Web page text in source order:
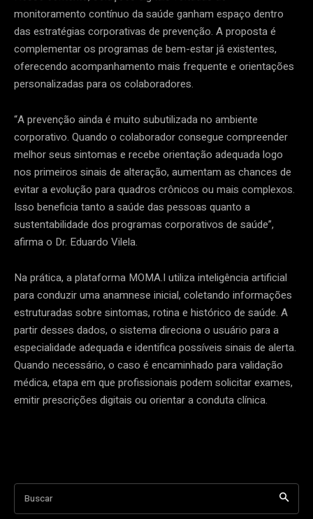
monitoramento contínuo da saúde ganham espaço dentro
das estratégias corporativas de prevenção. A proposta é
complementar os programas de bem-estar já existentes,
oferecendo acompanhamento mais frequente e orientações
personalizadas para os colaboradores.
“A prevenção ainda é muito subutilizada no ambiente
corporativo. Quando o colaborador consegue compreender
melhor seus sintomas e recebe orientação adequada logo
nos primeiros sinais de alteração, aumentam as chances de
evitar a evolução para quadros crônicos ou mais complexos.
Isso beneficia tanto a saúde das pessoas quanto a
sustentabilidade dos programas corporativos de saúde”,
afirma o Dr. Eduardo Vilela.
Na prática, a plataforma MOMA.I utiliza inteligência artificial
para conduzir uma anamnese inicial, coletando informações
estruturadas sobre sintomas, rotina e histórico de saúde. A
partir desses dados, o sistema direciona o usuário para a
especialidade adequada e identifica possíveis sinais de alerta.
Quando necessário, o caso é encaminhado para validação
médica, etapa em que profissionais podem solicitar exames,
emitir prescrições digitais ou orientar a conduta clínica.
Buscar